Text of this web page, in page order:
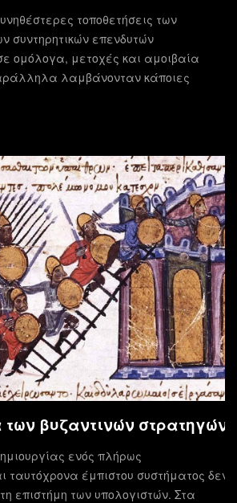
τοποθετήσεις των
συντηρητικών επενδυτών
ομόλογα, μετοχές και αμοιβαία
λαμβάνονταν κάποιες
βυζαντινών στρατηγών
ενός πλήρως
ταυτόχρονα έμπιστου συστήματος δεν
επιστήμη των υπολογιστών. Στα